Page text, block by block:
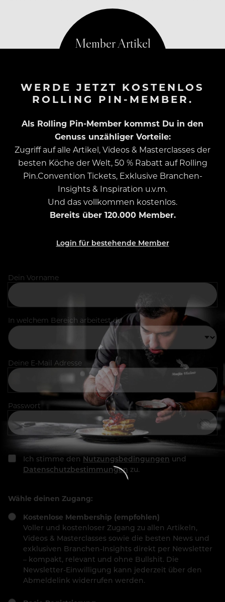
Neugier. Die Passion wird ihn nicht mehr loslassen.
WERDE JETZT KOSTENLOS
ROLLING PIN-MEMBER.
Als Rolling Pin-Member kommst Du in den
Genuss unzähliger Vorteile:
Zugriff auf alle Artikel, Videos & Masterclasses der
besten Köche der Welt, 50 % Rabatt auf Rolling
Pin.Convention Tickets, Exklusive Branchen-
Insights & Inspiration u.v.m.
Und das vollkommen kostenlos.
Bereits über 120.000 Member.
Login für bestehende Member
Dein Vorname
In welchem Bereich arbeitest du
Deine E-Mail Adresse
Passwort
Ich stimme den Nutzungsbedingungen und
Datenschutzbestimmungen zu.
Wähle deinen Zugang:
Kostenlose Membership (empfohlen)
Voller und kostenloser Zugang zu allen Artikeln,
Videos & Masterclasses sowie die besten News und
exklusiven Branchen-Insights direkt per Newsletter
– kompakt, relevant und ohne Bullshit. Die
Newsletter-Einwilligung kann jederzeit über den
Abmeldelink widerrufen werden.